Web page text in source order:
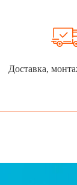
Доставка,